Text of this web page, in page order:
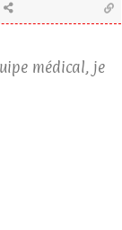
médical, je